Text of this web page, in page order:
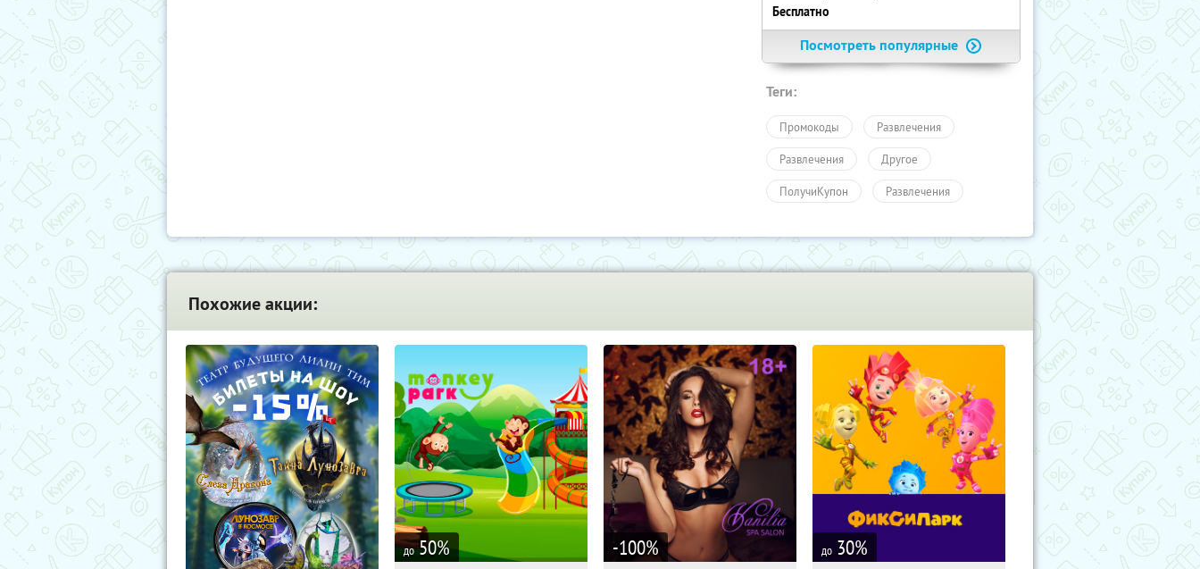
Бесплатно
Посмотреть популярные
Теги:
Промокоды Развлечения
Развлечения Другое
ПолучиКупон Развлечения
Похожие акции:
до 50% -100% до 30%